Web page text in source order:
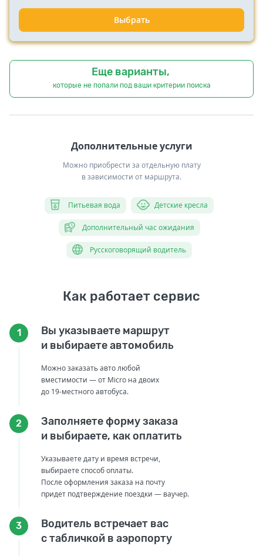
Выбрать
Еще варианты,
которые не попали под ваши критерии поиска
Дополнительные услуги
Можно приобрести за отдельную плату
в зависимости от маршрута.
Питьевая вода Детские кресла
Дополнительный час ожидания
Русскоговорящий водитель
Как работает сервис
1
Вы указываете маршрут
и выбираете автомобиль
Можно заказать авто любой
вместимости — от Micro на двоих
до 19-местного автобуса.
2
Заполняете форму заказа
и выбираете, как оплатить
Указываете дату и время встречи,
выбираете способ оплаты.
После оформления заказа на почту
придет подтверждение поездки — ваучер.
3
Водитель встречает вас
с табличкой в аэропорту